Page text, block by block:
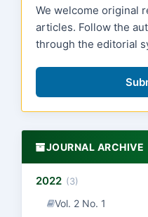
We welcome original
articles. Follow the
through the editorial
JOURNAL ARCHIVE
2022 (3)
Vol. 2 No. 1